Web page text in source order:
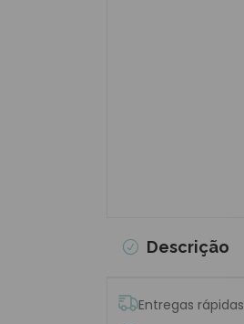
Descrição
Entregas rápidas